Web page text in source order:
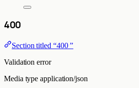
400
Section titled “400 ”
Validation error
Media type application/json